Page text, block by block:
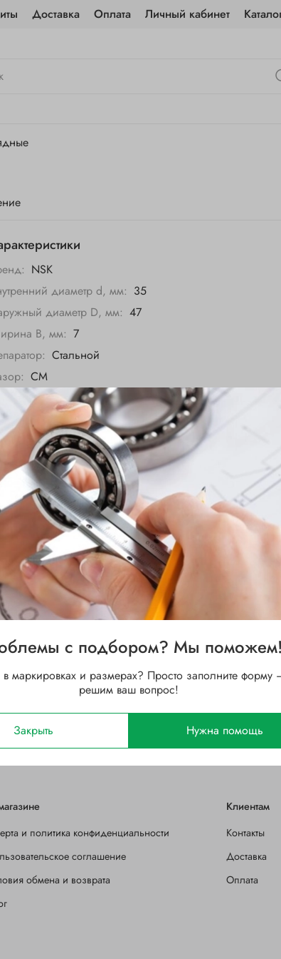
Доставка Оплата Личный кабинет
NSK
диаметр d, мм: 35
диаметр D, мм: 47
B, мм: 7
Стальной
CM
характеристики
Ширина B, мм
Зазор
уплотнение
сторон)
и политика конфиденциальности
соглашение
обмена и возврата
Клиентам
Контакты
Доставка
Оплата
с подбором? Мы поможем!
в маркировках и размерах? Просто заполните
решим ваш вопрос!
Закрыть Нужна помощь